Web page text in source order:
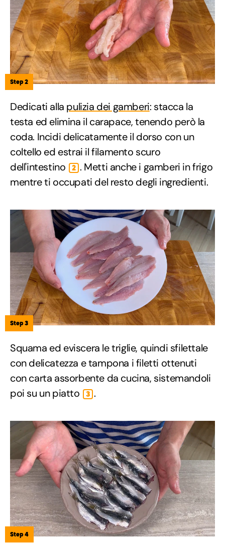
Step 2
Dedicati alla pulizia dei gamberi: stacca la
testa ed elimina il carapace, tenendo però la
coda. Incidi delicatamente il dorso con un
coltello ed estrai il filamento scuro
dell'intestino
2 . Metti anche i gamberi in frigo
mentre ti occupati del resto degli ingredienti.
Step 3
Squama ed eviscera le triglie, quindi sfilettale
con delicatezza e tampona i filetti ottenuti
con carta assorbente da cucina, sistemandoli
poi su un piatto
3 .
Step 4